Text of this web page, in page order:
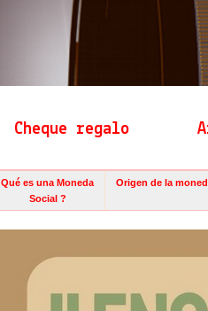
Cheque regalo
Qué es una Moneda
Social ?
Origen de la